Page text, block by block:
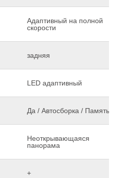
Адаптивный на полной
скорости
задняя
LED адаптивный
Да / Автосборка / Память
Неоткрывающаяся
панорама
+